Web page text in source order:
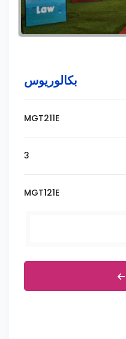
بكالوريوس
MGT211E
3
MGT121E